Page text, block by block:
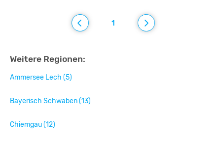
1
Weitere Regionen:
Ammersee Lech (5)
Bayerisch Schwaben (13)
Chiemgau (12)